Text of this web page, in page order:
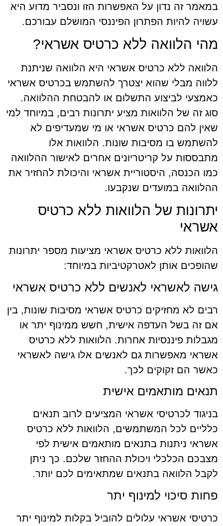
במאמר זה נדון על האפשרות הזו ונסביר מדוע היא
עשויה להיות הפתרון הפיננסי המושלם עבורכם.
מהי הלוואה ללא כרטיס אשראי?
הלוואה ללא כרטיס אשראי היא הלוואה שניתנת
ללווה מבלי שהוא יצטרך להשתמש בכרטיס אשראי
כאמצעי לביצוע התשלום או להבטחת ההלוואה.
סוג זה של הלוואות מציע יתרונות רבים, במיוחד למי
שאין להם כרטיס אשראי או מי שמעדיפים לא
להשתמש בו מסיבות שונות. הלוואות אלו
מתבססות על קריטריונים אחרים לאישור ההלוואה
כמו הכנסה, היסטוריית אשראי והיכולת להחזיר את
ההלוואה במועדים שנקבעו.
יתרונות של הלוואות ללא כרטיס
אשראי
הלוואות ללא כרטיס אשראי מציעות מספר יתרונות
שהופכים אותן לאטרקטיביות במיוחד:
גישה לאשראי לאנשים ללא כרטיס אשראי
רבים לא מחזיקים כרטיס אשראי מסיבות שונות, בין
אם זה בשל העדפה אישית, חשש ממינוף יתר או
מגבלות פיננסיות אחרות. הלוואות ללא כרטיס
אשראי מאפשרות גם לאנשים אלו גישה לאשראי
כאשר הם זקוקים לכך.
תנאים מותאמים אישית
בניגוד לכרטיסי אשראי המציעים לרוב תנאים
כלליים לכל המשתמשים, הלוואות ללא כרטיס
אשראי ניתנות בתנאים מותאמים אישית לפי
מצבכם הכלכלי ויכולת ההחזר שלכם. כך ניתן
לקבל הלוואה בתנאים שמתאימים לכם יותר.
פחות סיכוי למינוף יתר
כרטיסי אשראי עלולים להוביל בקלות למינוף יתר